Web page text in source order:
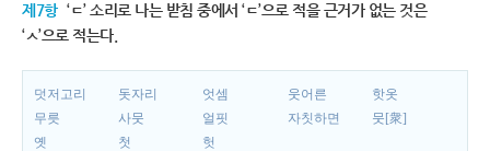
제7항 ‘ㄷ’ 소리로 나는 받침 중에서 ‘ㄷ’으로 적을 근거가 없는 것은
‘ㅅ’으로 적는다.
덧저고리 돗자리 엇셈 웃어른
핫옷
무릇
사뭇 얼핏 자칫하면
뭇[衆]
옛
첫 헛